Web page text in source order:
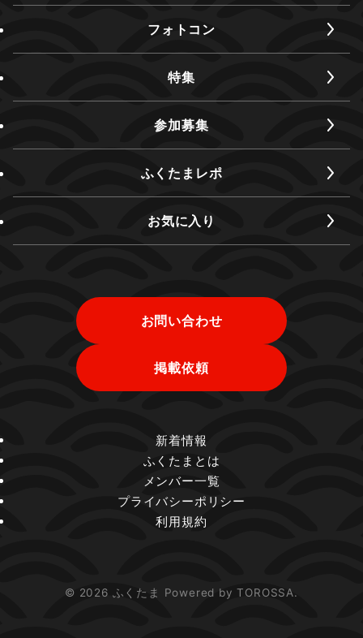
フォトコン
特集
参加募集
ふくたまレポ
お気に入り
お問い合わせ
掲載依頼
新着情報
ふくたまとは
メンバー一覧
プライバシーポリシー
利用規約
© 2026 ふくたま Powered by TOROSSA.